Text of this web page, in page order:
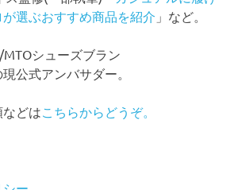
選ぶおすすめ商品を紹介 」など。
シューズブラン
現公式アンバサダー。
どは こちらからどうぞ。